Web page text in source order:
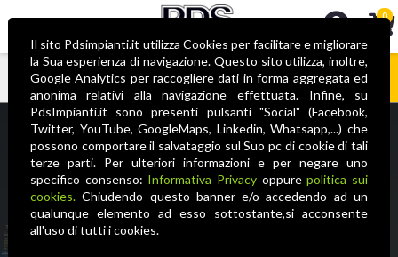
0
Nessun prodotto nel carrello
Disano
Disano
Il sito Pdsimpianti.it utilizza Cookies per facilitare e migliorare
la Sua esperienza di navigazione. Questo sito utilizza, inoltre,
Google Analytics per raccogliere dati in forma aggregata ed
anonima relativi alla navigazione effettuata. Infine, su
PdsImpianti.it sono presenti pulsanti "Social" (Facebook,
Twitter, YouTube, GoogleMaps, Linkedin, Whatsapp,...) che
possono comportare il salvataggio sul Suo pc di cookie di tali
terze parti. Per ulteriori informazioni e per negare uno
specifico consenso: Informativa Privacy oppurepolitica sui
cookies.Chiudendo questo banner e/o accedendo ad un
qualunque elemento ad esso sottostante,si acconsente
all'uso di tutti i cookies.